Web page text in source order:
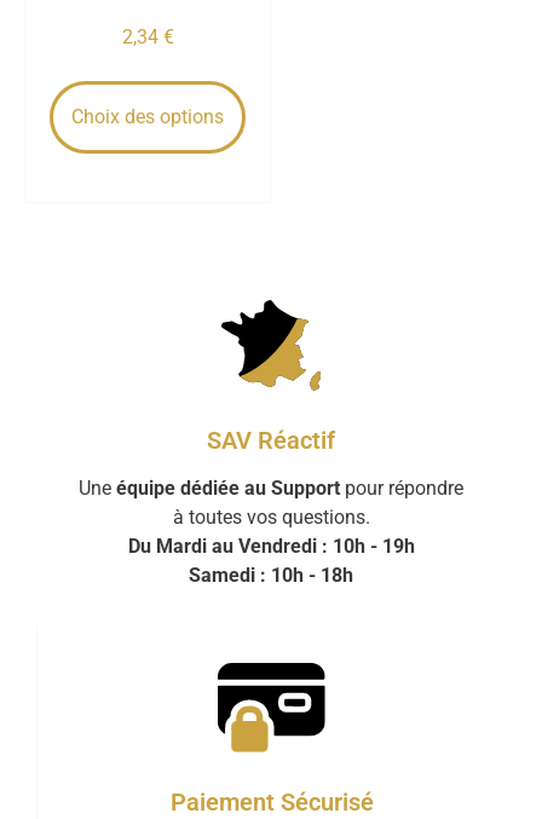
2,34 €
Choix des options
SAV Réactif
Une équipe dédiée au Support pour répondre
à toutes vos questions.
Du Mardi au Vendredi : 10h - 19h
Samedi : 10h - 18h
Paiement Sécurisé